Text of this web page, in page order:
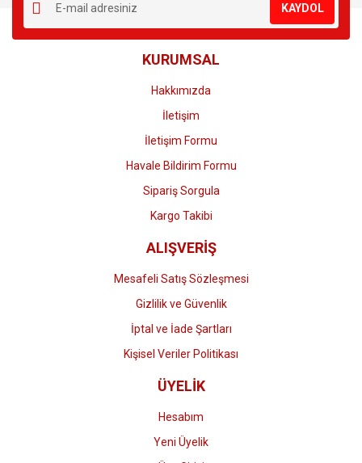
Ürün açıklamasında eksik bilgiler bulunuyor.
Ürün bilgilerinde hatalar bulunuyor.
Ürün fiyatı diğer sitelerden daha pahalı.
Gönder
KAYDOL
KURUMSAL
Hakkımızda
İletişim
İletişim Formu
Havale Bildirim Formu
Sipariş Sorgula
Kargo Takibi
ALIŞVERİŞ
Mesafeli Satış Sözleşmesi
Gizlilik ve Güvenlik
İptal ve İade Şartları
Kişisel Veriler Politikası
ÜYELİK
Hesabım
Yeni Üyelik